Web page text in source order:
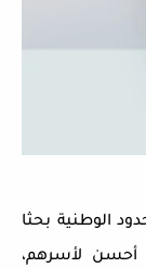
الوطنية بحثا
لأسرهم،